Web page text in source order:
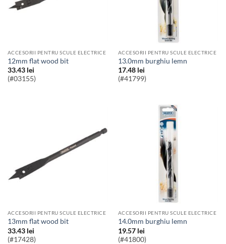
ACCESORII PENTRU SCULE ELECTRICE
12mm flat wood bit
33.43 lei
(#03155)
ACCESORII PENTRU SCULE ELECTRICE
13.0mm burghiu lemn
17.48 lei
(#41799)
ACCESORII PENTRU SCULE ELECTRICE
13mm flat wood bit
33.43 lei
(#17428)
ACCESORII PENTRU SCULE ELECTRICE
14.0mm burghiu lemn
19.57 lei
(#41800)